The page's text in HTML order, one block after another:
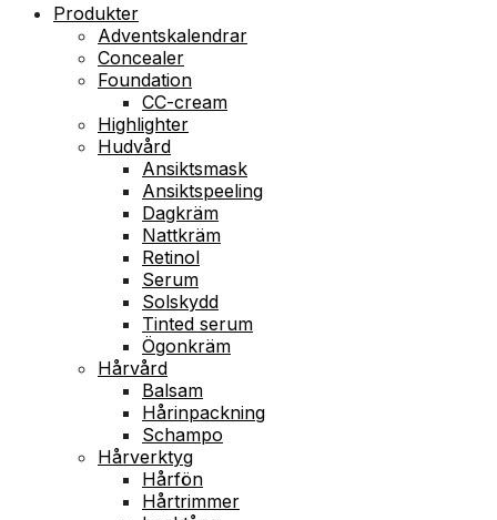
Produkter
Adventskalendrar
Concealer
Foundation
CC-cream
Highlighter
Hudvård
Ansiktsmask
Ansiktspeeling
Dagkräm
Nattkräm
Retinol
Serum
Solskydd
Tinted serum
Ögonkräm
Hårvård
Balsam
Hårinpackning
Schampo
Hårverktyg
Hårfön
Hårtrimmer